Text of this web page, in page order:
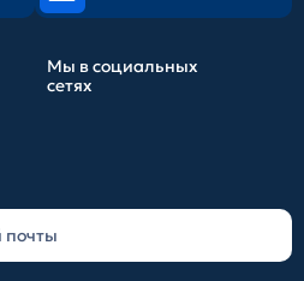
Мы в социальных
сетях